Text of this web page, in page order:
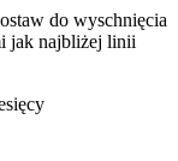
do wyschnięcia
jak najbliżej linii